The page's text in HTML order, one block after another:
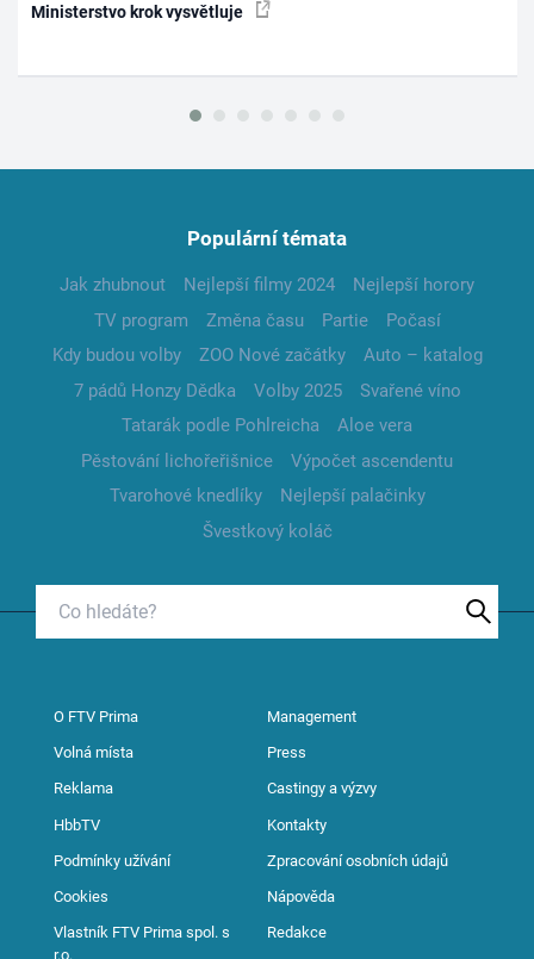
Ministerstvo krok vysvětluje
Populární témata
Jak zhubnout Nejlepší filmy 2024
Nejlepší horory
TV program
Změna času Partie
Počasí
Kdy budou volby
ZOO Nové začátky
Auto – katalog
7 pádů Honzy Dědka
Volby 2025
Svařené víno
Tatarák podle Pohlreicha
Aloe vera
Pěstování lichořeřišnice
Výpočet ascendentu
Tvarohové knedlíky
Nejlepší palačinky
Švestkový koláč
O FTV Prima Management
Volná místa Press
Reklama Castingy a výzvy
HbbTV Kontakty
Podmínky užívání Zpracování osobních údajů
Cookies Nápověda
Vlastník FTV Prima spol. s
r.o.
Redakce